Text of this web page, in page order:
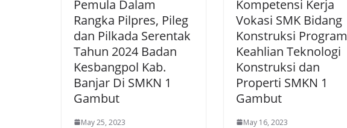
Pemula Dalam
Rangka Pilpres, Pileg
dan Pilkada Serentak
Tahun 2024 Badan
Kesbangpol Kab.
Banjar Di SMKN 1
Gambut
May 25, 2023
Kompetensi Kerja
Vokasi SMK Bidang
Konstruksi Program
Keahlian Teknologi
Konstruksi dan
Properti SMKN 1
Gambut
May 16, 2023